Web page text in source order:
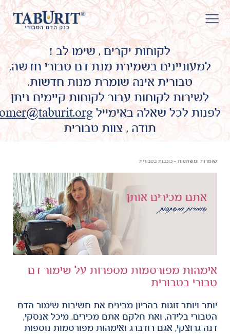
לקוחות יקרים , שימו לב !
למעוניינים בשמירת מנת דם טבורי חדשה,
טבורית אינה שומרת מנות חדשות.
לשירות לקוחות עבור לקוחות קיימים ניתן
לפנות לכל שאלה באימייל
תודה , צוות טבורית
שומרות ומשתפות - כוכבות בטבורית
אתם מכירים אותן
שומרות ומשתפות
אימהות מפורסמות מספרות על שימור דם
טבורי בטבורית
יותר ויותר זוגות בהריון מבינים את חשיבות שימור הדם
הטבורי בלידה, ואת חלקם אתם מכירים. מיכל אנסקי,
דנה גרוצקי, אגם רודברג ואימהות מפורסמות נוספות